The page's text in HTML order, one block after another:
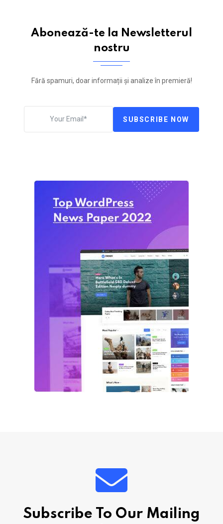
Abonează-te la Newsletterul
nostru
Fără spamuri, doar informații și analize în premieră!
SUBSCRIBE NOW
Subscribe To Our Mailing